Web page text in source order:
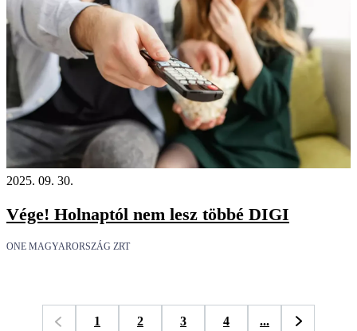
2025. 09. 30.
Vége! Holnaptól nem lesz többé DIGI
ONE MAGYARORSZÁG ZRT
1 2 3 4 ...